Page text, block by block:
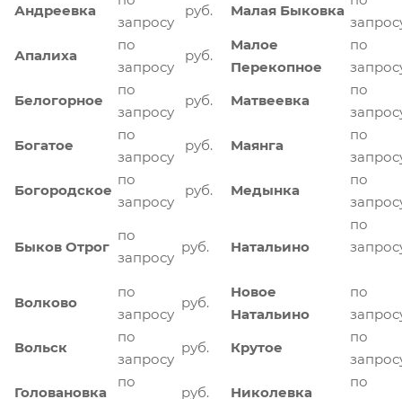
Андреевка
запросу
руб. Малая Быковка
Апалиха
по
запросу
руб.
Малое
Перекопное
по
Белогорное
по
запросу
руб. Матвеевка
по
Богатое
по
запросу
руб. Маянга
по
Богородское
по
запросу
руб. Медынка
по
Быков Отрог
по
запросу
руб. Натальино
по
Волково
по
запросу
руб.
Новое
Натальино
по
Вольск
по
запросу
руб. Крутое
по
Головановка
по
руб. Николевка
по